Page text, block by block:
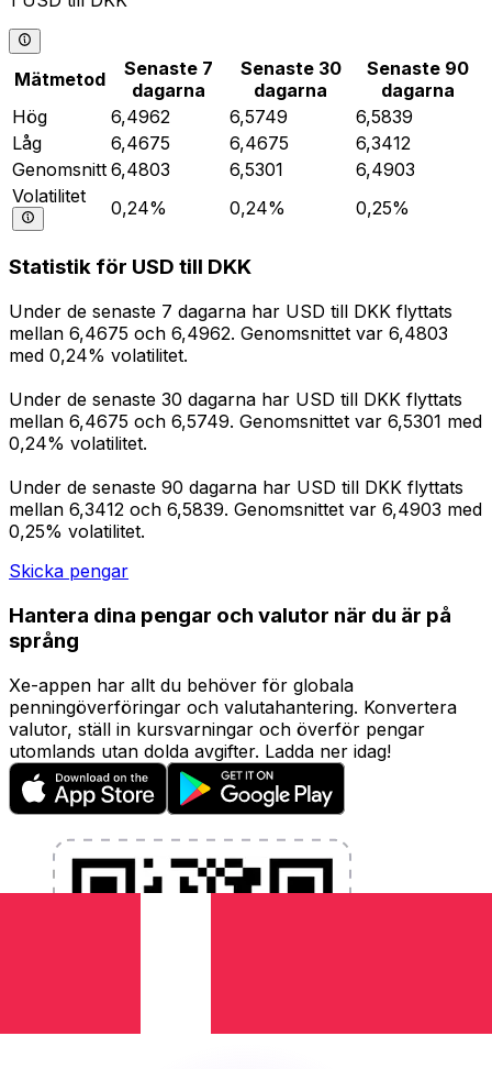
Mätmetod
Senaste 7
dagarna
Senaste 30
dagarna
Senaste 90
dagarna
Hög
6,4962 6,5749
6,5839
Låg
6,4675 6,4675
6,3412
Genomsnitt 6,4803 6,5301
6,4903
Volatilitet
0,24% 0,24% 0,25%
Statistik för USD till DKK
Under de senaste 7 dagarna har USD till DKK flyttats
mellan 6,4675 och 6,4962. Genomsnittet var 6,4803
med 0,24% volatilitet.
Under de senaste 30 dagarna har USD till DKK flyttats
mellan 6,4675 och 6,5749. Genomsnittet var 6,5301 med
0,24% volatilitet.
Under de senaste 90 dagarna har USD till DKK flyttats
mellan 6,3412 och 6,5839. Genomsnittet var 6,4903 med
0,25% volatilitet.
Skicka pengar
Hantera dina pengar och valutor när du är på
språng
Xe-appen har allt du behöver för globala
penningöverföringar och valutahantering. Konvertera
valutor, ställ in kursvarningar och överför pengar
utomlands utan dolda avgifter. Ladda ner idag!